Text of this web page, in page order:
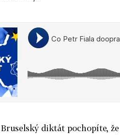
diktát pochopíte,